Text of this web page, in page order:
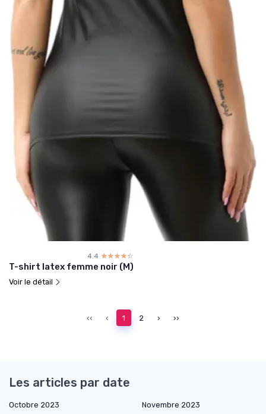
4.4 ☆☆☆☆☆
★★★★★
T-shirt latex femme noir (M)
Voir le détail
‹‹ ‹ 1 2 › ››
Les articles par date
Octobre 2023
Novembre 2023